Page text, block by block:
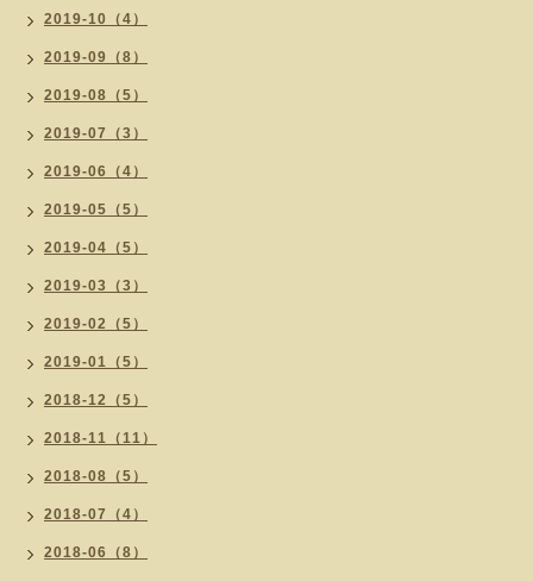
2019-10（4）
2019-09（8）
2019-08（5）
2019-07（3）
2019-06（4）
2019-05（5）
2019-04（5）
2019-03（3）
2019-02（5）
2019-01（5）
2018-12（5）
2018-11（11）
2018-08（5）
2018-07（4）
2018-06（8）